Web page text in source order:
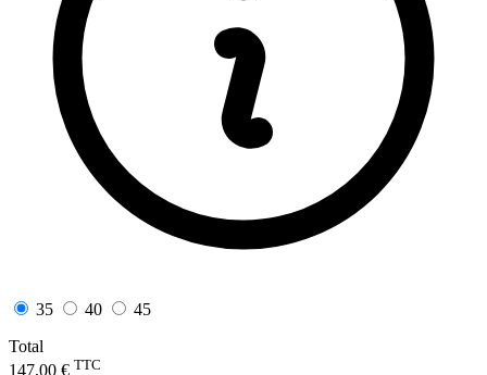
35 40
45
Total
147,00 € TTC